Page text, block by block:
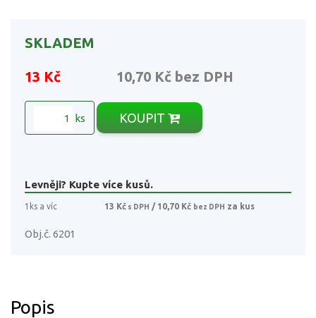
SKLADEM
13 Kč 10,70 Kč bez DPH
ks KOUPIT
Levněji? Kupte více kusů.
1ks a víc 13 Kč s DPH / 10,70 Kč bez DPH za kus
Obj.č. 6201
Popis